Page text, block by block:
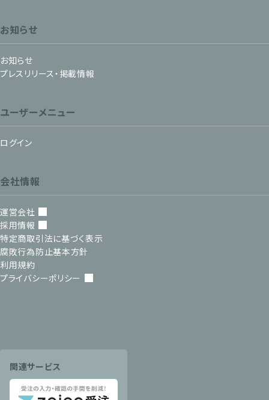
お知らせ
お知らせ
プレスリリース・掲載情報
ユーザーメニュー
ログイン
会社情報
運営会社
採用情報
特定商取引法に基づく表示
腐敗行為防止基本方針
利用規約
プライバシーポリシー
関連サービス